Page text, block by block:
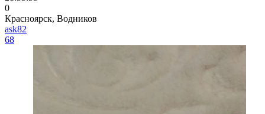
0
Красноярск, Водников
ask82
68